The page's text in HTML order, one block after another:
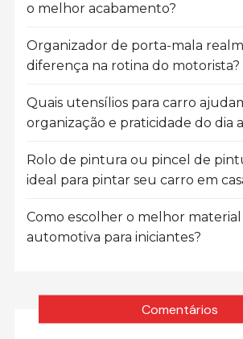
o melhor acabamento?
Organizador de porta-mala
diferença na rotina do motorista?
Quais utensílios para carro
organização e praticidade do dia
Rolo de pintura ou pincel de
ideal para pintar seu carro em
Como escolher o melhor
automotiva para iniciantes?
Comentários